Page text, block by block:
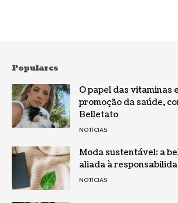
Populares
O papel das vitaminas
promoção da saúde,
Belletato
NOTÍCIAS
Moda sustentável: a
aliada à
NOTÍCIAS